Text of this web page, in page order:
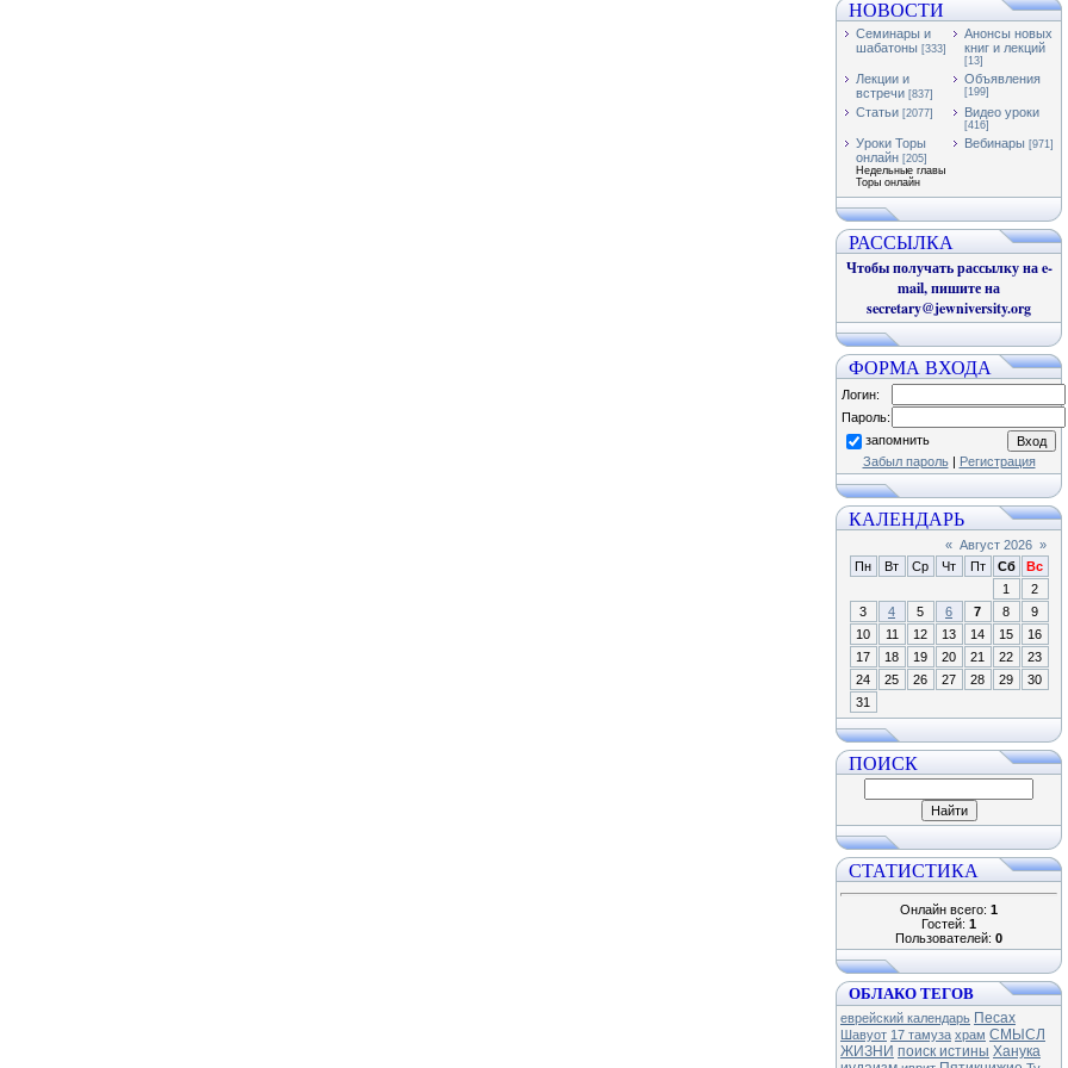
НОВОСТИ
Семинары и
шабатоны [333]
Анонсы новых
книг и лекций
[13]
Лекции и
встречи [837]
Объявления
[199]
Статьи [2077] Видео уроки
[416]
Уроки Торы
онлайн [205]
Недельные главы
Торы онлайн
Вебинары [971]
РАССЫЛКА
Чтобы получать рассылку на e-
mail, пишите на
secretary@jewniversity.org
ФОРМА ВХОДА
Логин:
Пароль:
запомнить
Забыл пароль| Регистрация
КАЛЕНДАРЬ
« Август 2026 »
Пн
Вт Ср Чт Пт Сб
Вс
1
2
3
4 5 6 7 8
9
10
11 12 13 14 15
16
17
18 19 20 21 22
23
24
25 26 27 28 29
30
31
ПОИСК
СТАТИСТИКА
Онлайн всего: 1
Гостей: 1
Пользователей: 0
ОБЛАКО ТЕГОВ
еврейский календарь Песах
Шавуот 17 тамуза храм СМЫСЛ
ЖИЗНИ поиск истины Ханука